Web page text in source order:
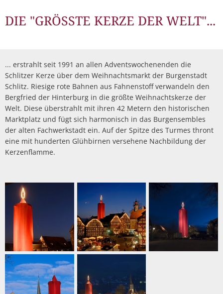
DIE "GRÖSSTE KERZE DER WELT"...
... erstrahlt seit 1991 an allen Adventswochenenden die
Schlitzer Kerze über dem Weihnachtsmarkt der Burgenstadt
Schlitz. Riesige rote Bahnen aus Fahnenstoff verwandeln den
Bergfried der Hinterburg in die größte Weihnachtskerze der
Welt. Diese überstrahlt mit ihren 42 Metern den historischen
Marktplatz und fügt sich harmonisch in das Burgensembles
der alten Fachwerkstadt ein. Auf der Spitze des Turmes thront
eine mit hunderten Glühbirnen versehene Nachbildung der
Kerzenflamme.